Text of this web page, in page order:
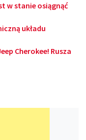
w stanie osiągnąć
układu
Cherokee! Rusza